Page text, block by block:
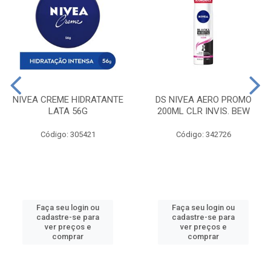
NIVEA CREME HIDRATANTE
LATA 56G
Código: 305421
Faça seu login ou
cadastre-se para
ver preços e
comprar
DS NIVEA AERO PROMO
200ML CLR INVIS. BEW
Código: 342726
Faça seu login ou
cadastre-se para
ver preços e
comprar